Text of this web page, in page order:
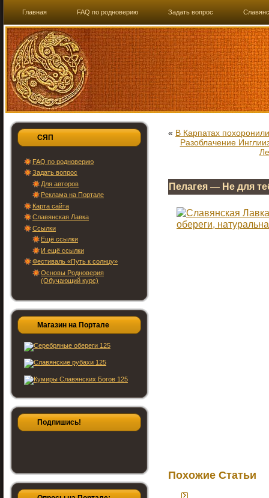
Главная FAQ по родноверию Задать вопрос
СЯП
FAQ по родноверию
Задать вопрос
Для авторов
Реклама на Портале
Карта сайта
Славянская Лавка
Ссылки
Ещё ссылки
И ещё ссылки
Фестиваль «Путь к солнцу»
Основы Родноверия
(Обучающий курс)
Магазин на Портале
Подпишись!
« В Карпатах
Разоблачение
Пелагея — Не для
Похожие Статьи